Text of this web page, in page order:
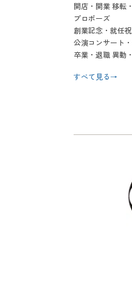
開店・開業 移転
プロポーズ
創業記念・就任
公演コンサート
卒業・退職 異動
すべて見る →